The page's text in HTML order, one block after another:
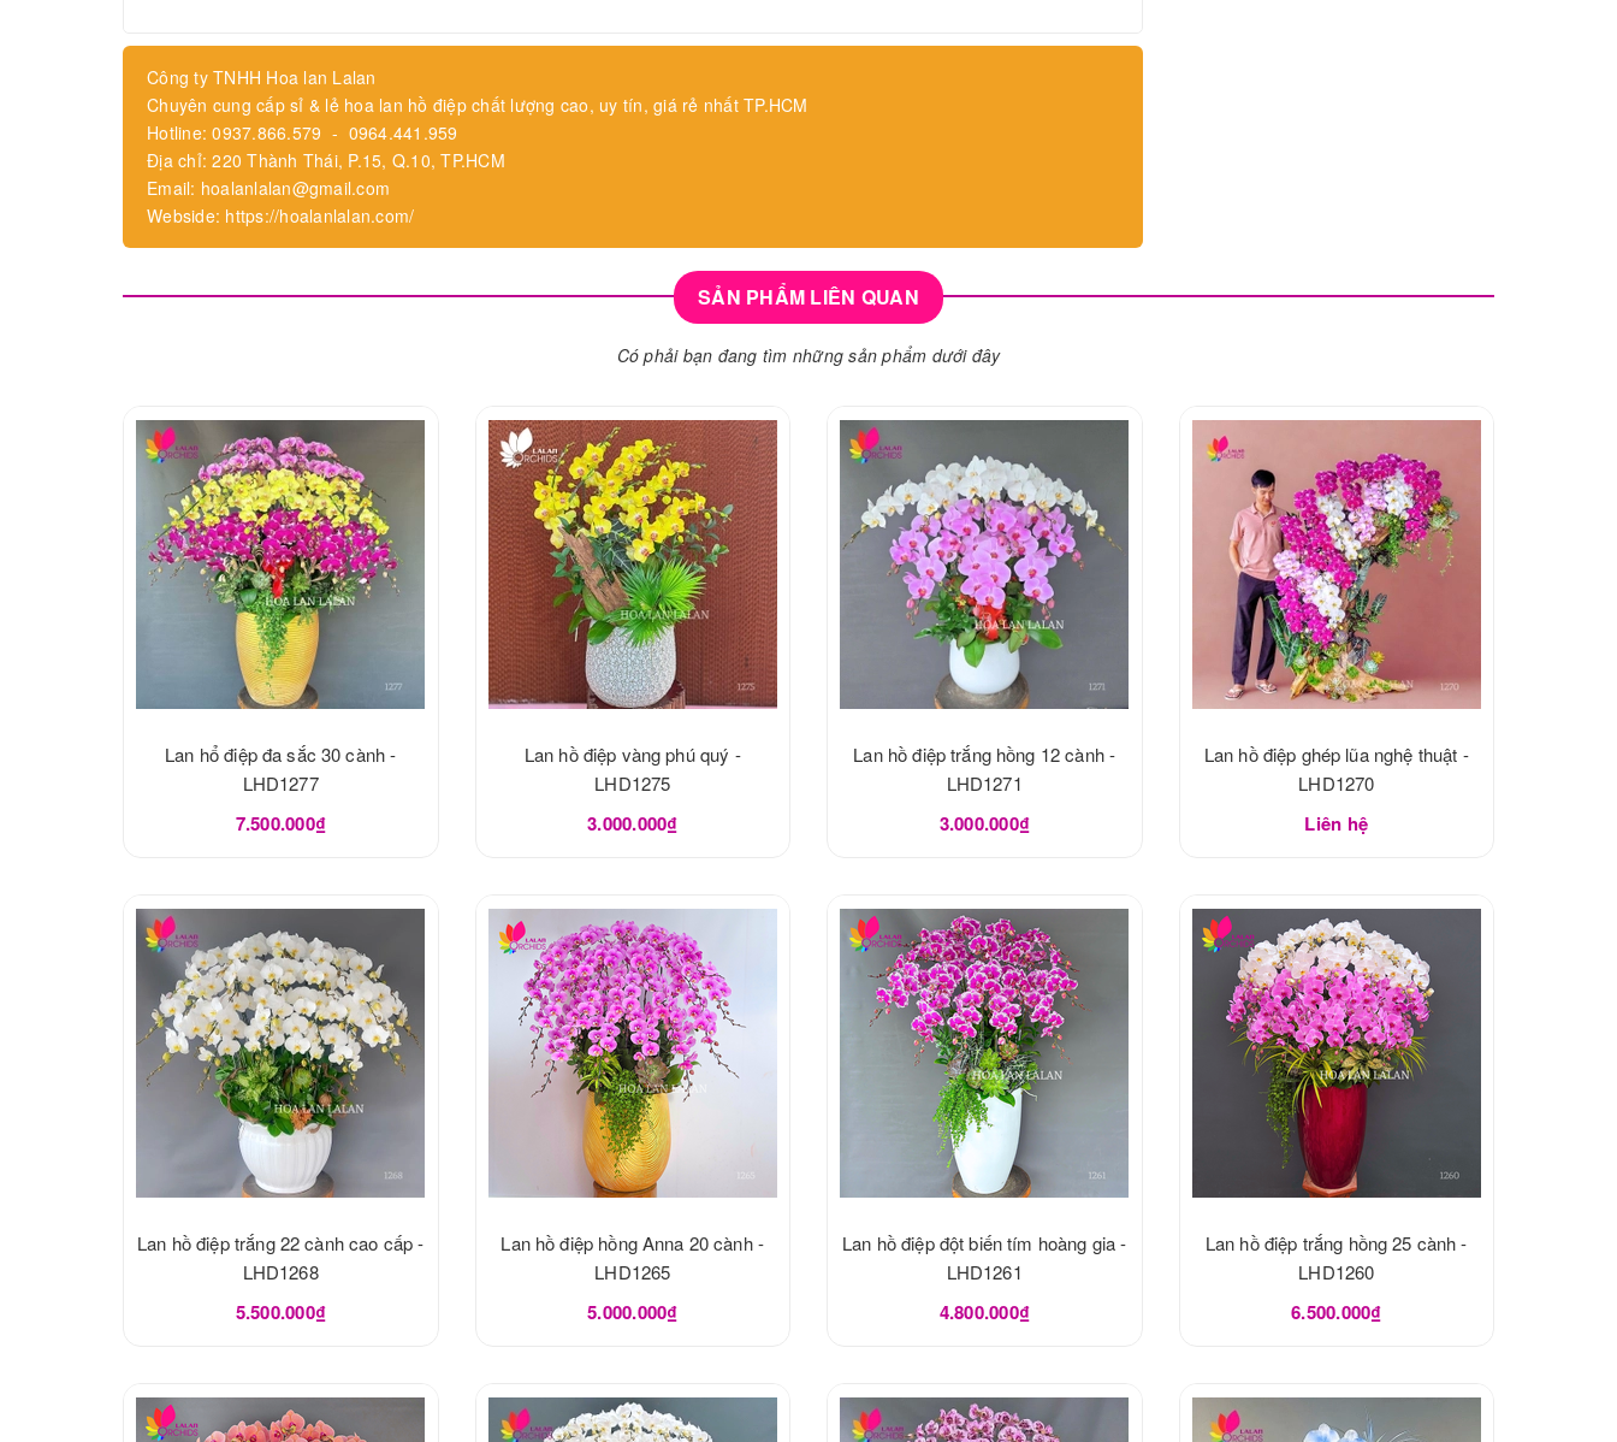
Công ty TNHH Hoa lan Lalan
Chuyên cung cấp sỉ & lẻ hoa lan hồ điệp chất lượng cao, uy tín, giá rẻ nhất TP.HCM
Hotline: 0937.866.579 - 0964.441.959
Địa chỉ: 220 Thành Thái, P.15, Q.10, TP.HCM
Email: hoalanlalan@gmail.com
Webside: https://hoalanlalan.com/
SẢN PHẨM LIÊN QUAN
Có phải bạn đang tìm những sản phẩm dưới đây
Lan hổ điệp đa sắc 30 cành -
LHD1277
7.500.000₫
Lan hồ điệp vàng phú quý -
LHD1275
3.000.000₫
Lan hồ điệp trắng hồng 12 cành -
LHD1271
3.000.000₫
Lan hồ điệp ghép lũa nghệ thuật -
LHD1270
Liên hệ
Lan hồ điệp trắng 22 cành cao cấp -
LHD1268
5.500.000₫
Lan hồ điệp hồng Anna 20 cành -
LHD1265
5.000.000₫
Lan hồ điệp đột biến tím hoàng gia -
LHD1261
4.800.000₫
Lan hồ điệp trắng hồng 25 cành -
LHD1260
6.500.000₫